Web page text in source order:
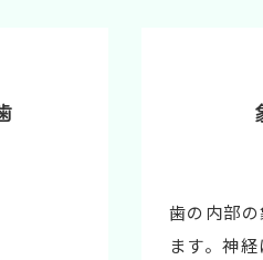
歯の内部
ます。神